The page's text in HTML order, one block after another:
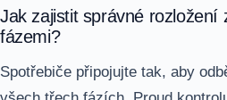
Jak zajistit správné rozložení
fázemi?
Spotřebiče připojujte tak, aby